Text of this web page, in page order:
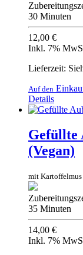
30 Minuten
12,00 €
Inkl. 7%
Lieferzeit:
Auf den
Details
Gefüllte
(Vegan)
mit Kartoffelmus
35 Minuten
14,00 €
Inkl. 7%